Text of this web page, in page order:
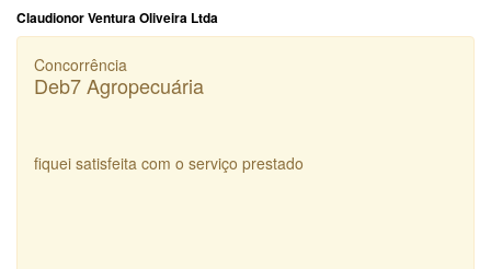
Claudionor Ventura Oliveira Ltda
Concorrência
Deb7 Agropecuária
fiquei satisfeita com o serviço prestado